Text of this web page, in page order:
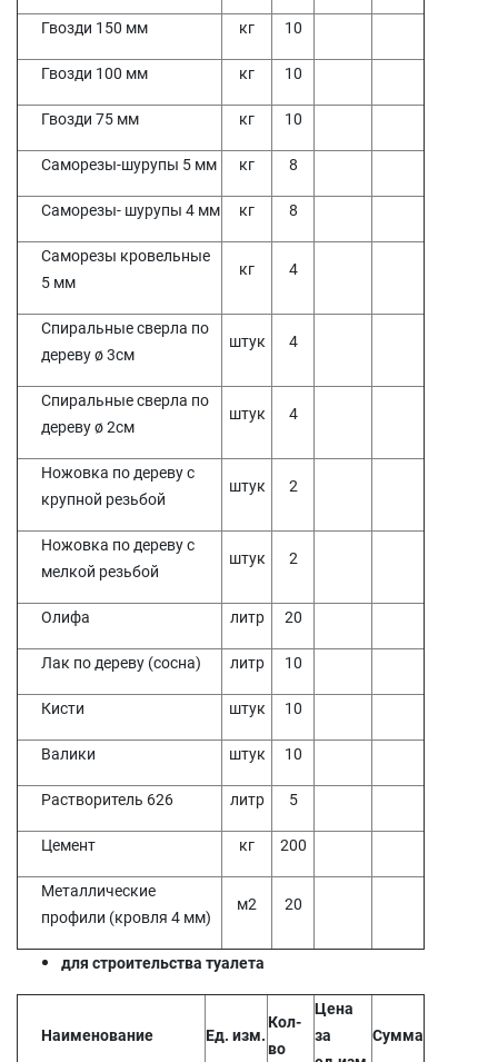
Гвозди 150 мм кг 10
Гвозди 100 мм кг 10
Гвозди 75 мм кг 10
Саморезы-шурупы 5 мм кг 8
Саморезы- шурупы 4 мм кг 8
Саморезы кровельные
5 мм
кг 4
Спиральные сверла по
дереву ø 3см
штук 4
Спиральные сверла по
дереву ø 2см
штук 4
Ножовка по дереву с
крупной резьбой
штук 2
Ножовка по дереву с
мелкой резьбой
штук 2
Олифа литр 20
Лак по дереву (сосна) литр 10
Кисти штук 10
Валики штук 10
Растворитель 626 литр 5
Цемент кг 200
Металлические
профили (кровля 4 мм)
м2 20
для строительства туалета
Наименование Ед. изм.
Кол-
во
Цена
за
Сумма